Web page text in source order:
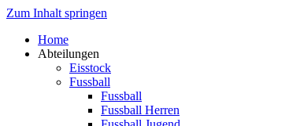
Zum Inhalt springen
Home
Abteilungen
Eisstock
Fussball
Fussball
Fussball Herren